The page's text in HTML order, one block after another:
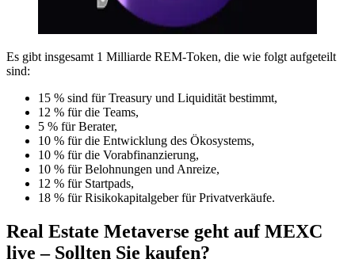
Es gibt insgesamt 1 Milliarde REM-Token, die wie folgt aufgeteilt
sind:
15 % sind für Treasury und Liquidität bestimmt,
12 % für die Teams,
5 % für Berater,
10 % für die Entwicklung des Ökosystems,
10 % für die Vorabfinanzierung,
10 % für Belohnungen und Anreize,
12 % für Startpads,
18 % für Risikokapitalgeber für Privatverkäufe.
Real Estate Metaverse geht auf MEXC
live – Sollten Sie kaufen?